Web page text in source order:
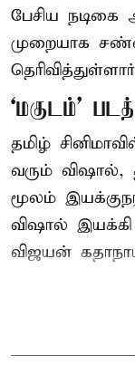
பேசிய நடிகை
முறையாக
‘மகுடம்’
தமிழ்
வரும் விஷால்,
மூலம்
விஷால் இயக்கி
விஜயன்